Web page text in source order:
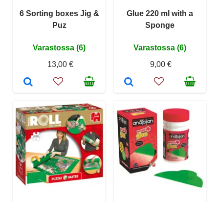
6 Sorting boxes Jig &
Puz
Varastossa (6)
13,00 €
Glue 220 ml with a
Sponge
Varastossa (6)
9,00 €